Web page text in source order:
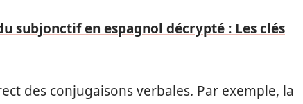
subjonctif en espagnol décrypté : Les clés
des conjugaisons verbales. Par exemple, la